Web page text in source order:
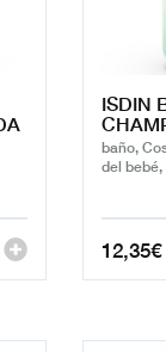
ISDIN
baño,
del
12,35€